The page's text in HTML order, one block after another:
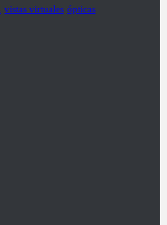
vistas virtuales ópticas